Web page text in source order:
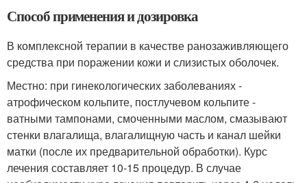
Способ применения и дозировка
В комплексной терапии в качестве ранозаживляющего
средства при поражении кожи и слизистых оболочек.
Местно: при гинекологических заболеваниях -
атрофическом кольпите, постлучевом кольпите -
ватными тампонами, смоченными маслом, смазывают
стенки влагалища, влагалищную часть и канал шейки
матки (после их предварительной обработки). Курс
лечения составляет 10-15 процедур. В случае